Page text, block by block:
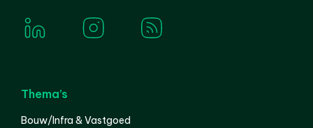
Thema’s
Bouw/Infra & Vastgoed